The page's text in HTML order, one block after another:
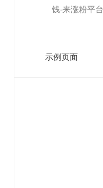
钱-来涨粉平台
示例页面